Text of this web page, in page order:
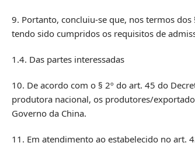
9. Portanto, concluiu-se que, nos termos
tendo sido cumpridos os requisitos de
1.4. Das partes interessadas
10. De acordo com o § 2º do art. 45 do
produtora nacional, os produtores/
Governo da China.
11. Em atendimento ao estabelecido no art.